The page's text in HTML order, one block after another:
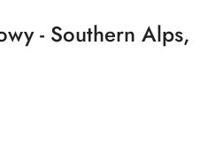
- Southern Alps,